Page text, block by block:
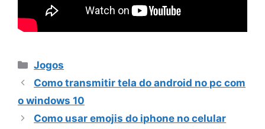
Categorias
Jogos
Como transmitir tela do android no pc com
o windows 10
Como usar emojis do iphone no celular